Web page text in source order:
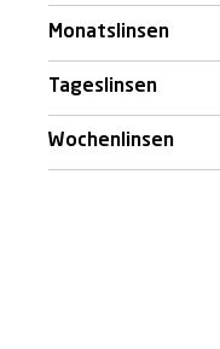
Monatslinsen
Tageslinsen
Wochenlinsen